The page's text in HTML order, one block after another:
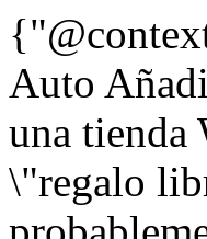
Auto
una tienda
\"regalo